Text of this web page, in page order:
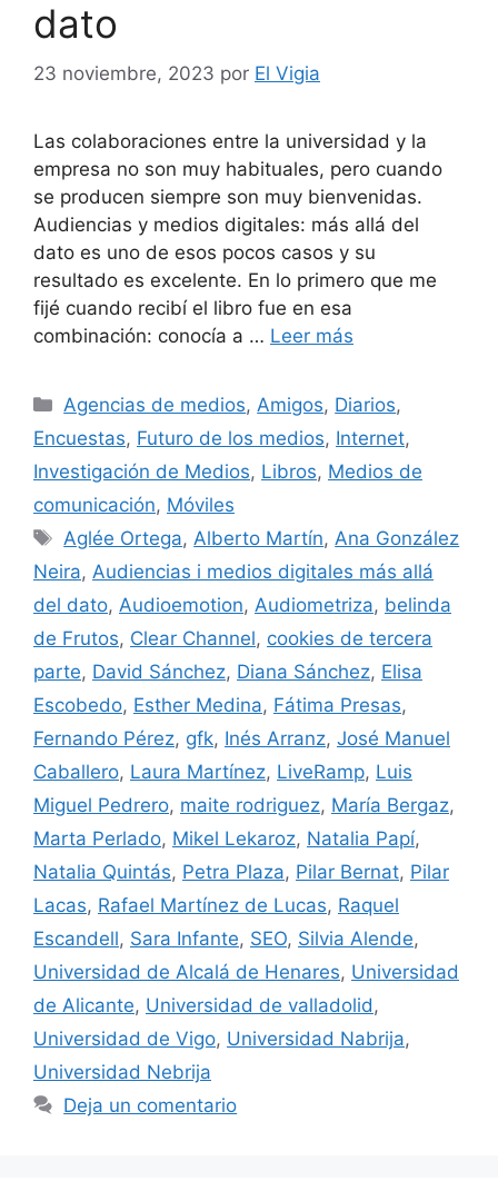
dato
23 noviembre, 2023 por El Vigia
Las colaboraciones entre la universidad y la
empresa no son muy habituales, pero cuando
se producen siempre son muy bienvenidas.
Audiencias y medios digitales: más allá del
dato es uno de esos pocos casos y su
resultado es excelente. En lo primero que me
fijé cuando recibí el libro fue en esa
combinación: conocía a … Leer más
Categorías
Agencias de medios, Amigos, Diarios,
Encuestas, Futuro de los medios, Internet,
Investigación de Medios, Libros, Medios de
comunicación, Móviles
Etiquetas
Aglée Ortega, Alberto Martín, Ana González
Neira, Audiencias i medios digitales más allá
del dato, Audioemotion, Audiometriza, belinda
de Frutos, Clear Channel, cookies de tercera
parte, David Sánchez, Diana Sánchez, Elisa
Escobedo, Esther Medina, Fátima Presas,
Fernando Pérez, gfk, Inés Arranz, José Manuel
Caballero, Laura Martínez, LiveRamp, Luis
Miguel Pedrero, maite rodriguez, María Bergaz,
Marta Perlado, Mikel Lekaroz, Natalia Papí,
Natalia Quintás, Petra Plaza, Pilar Bernat, Pilar
Lacas, Rafael Martínez de Lucas, Raquel
Escandell, Sara Infante, SEO, Silvia Alende,
Universidad de Alcalá de Henares, Universidad
de Alicante, Universidad de valladolid ,
Universidad de Vigo, Universidad Nabrija,
Universidad Nebrija
Deja un comentario